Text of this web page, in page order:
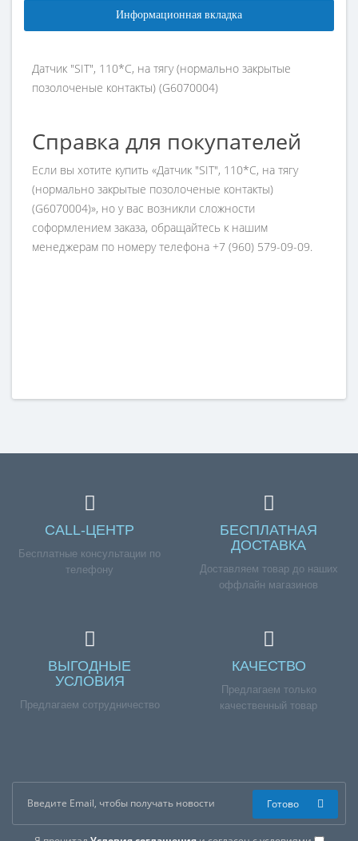
Информационная вкладка
Датчик "SIT", 110*C, на тягу (нормально закрытые
позолоченые контакты) (G6070004)
Справка для покупателей
Если вы хотите купить «Датчик "SIT", 110*C, на тягу
(нормально закрытые позолоченые контакты)
(G6070004)», но у вас возникли сложности
соформлением заказа, обращайтесь к нашим
менеджерам по номеру телефона +7 (960) 579-09-09.
CALL-ЦЕНТР
Бесплатные консультации по
телефону
БЕСПЛАТНАЯ
ДОСТАВКА
Доставляем товар до наших
оффлайн магазинов
ВЫГОДНЫЕ
УСЛОВИЯ
Предлагаем сотрудничество
КАЧЕСТВО
Предлагаем только
качественный товар
Готово